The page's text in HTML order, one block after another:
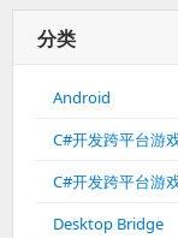
分类
Android
C#开发跨平台游
C#开发跨平台游
Desktop Bridge